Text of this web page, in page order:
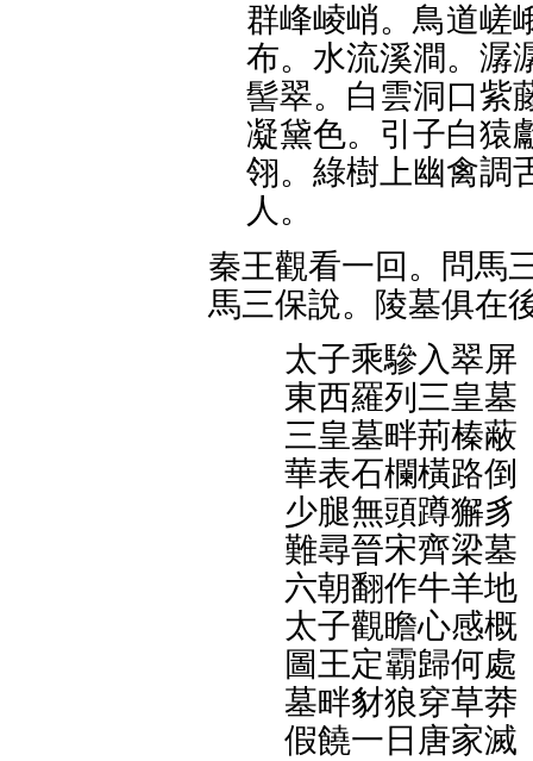
群峰崚峭。鳥道嵯
布。水流溪澗。潺
髻翠。白雲洞口紫
凝黛色。引子白猿
翎。綠樹上幽禽調
人。
秦王觀看一回。問馬
馬三保說。陵墓俱在
太子乘驂入翠
東西羅列三皇
三皇墓畔荊榛
華表石欄橫路
少腿無頭蹲獬
難尋晉宋齊梁
六朝翻作牛羊
太子觀瞻心感
圖王定霸歸何
墓畔豺狼穿草
假饒一日唐家